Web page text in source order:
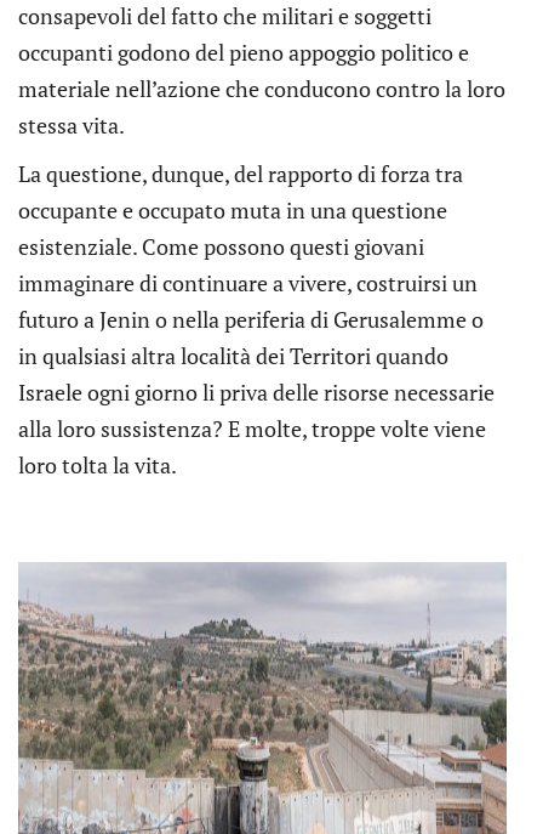
consapevoli del fatto che militari e soggetti
occupanti godono del pieno appoggio politico e
materiale nell’azione che conducono contro la loro
stessa vita.
La questione, dunque, del rapporto di forza tra
occupante e occupato muta in una questione
esistenziale. Come possono questi giovani
immaginare di continuare a vivere, costruirsi un
futuro a Jenin o nella periferia di Gerusalemme o
in qualsiasi altra località dei Territori quando
Israele ogni giorno li priva delle risorse necessarie
alla loro sussistenza? E molte, troppe volte viene
loro tolta la vita.